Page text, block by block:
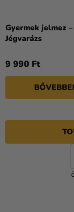
Gyermek jelmez
Jégvarázs
4,0
9 990 Ft